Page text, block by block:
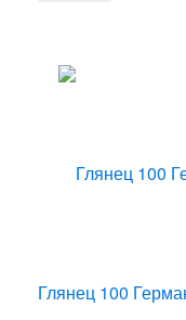
Глянец 100